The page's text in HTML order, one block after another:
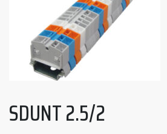
SDUNT 2.5/2